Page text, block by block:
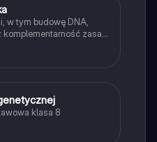
w tym budowę DNA,
zasad
sekwencja DNA wpływa
między cechami
klasa 8